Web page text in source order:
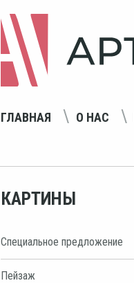
ГЛАВНАЯ О НАС
КАРТИНЫ
Специальное предложение
Пейзаж